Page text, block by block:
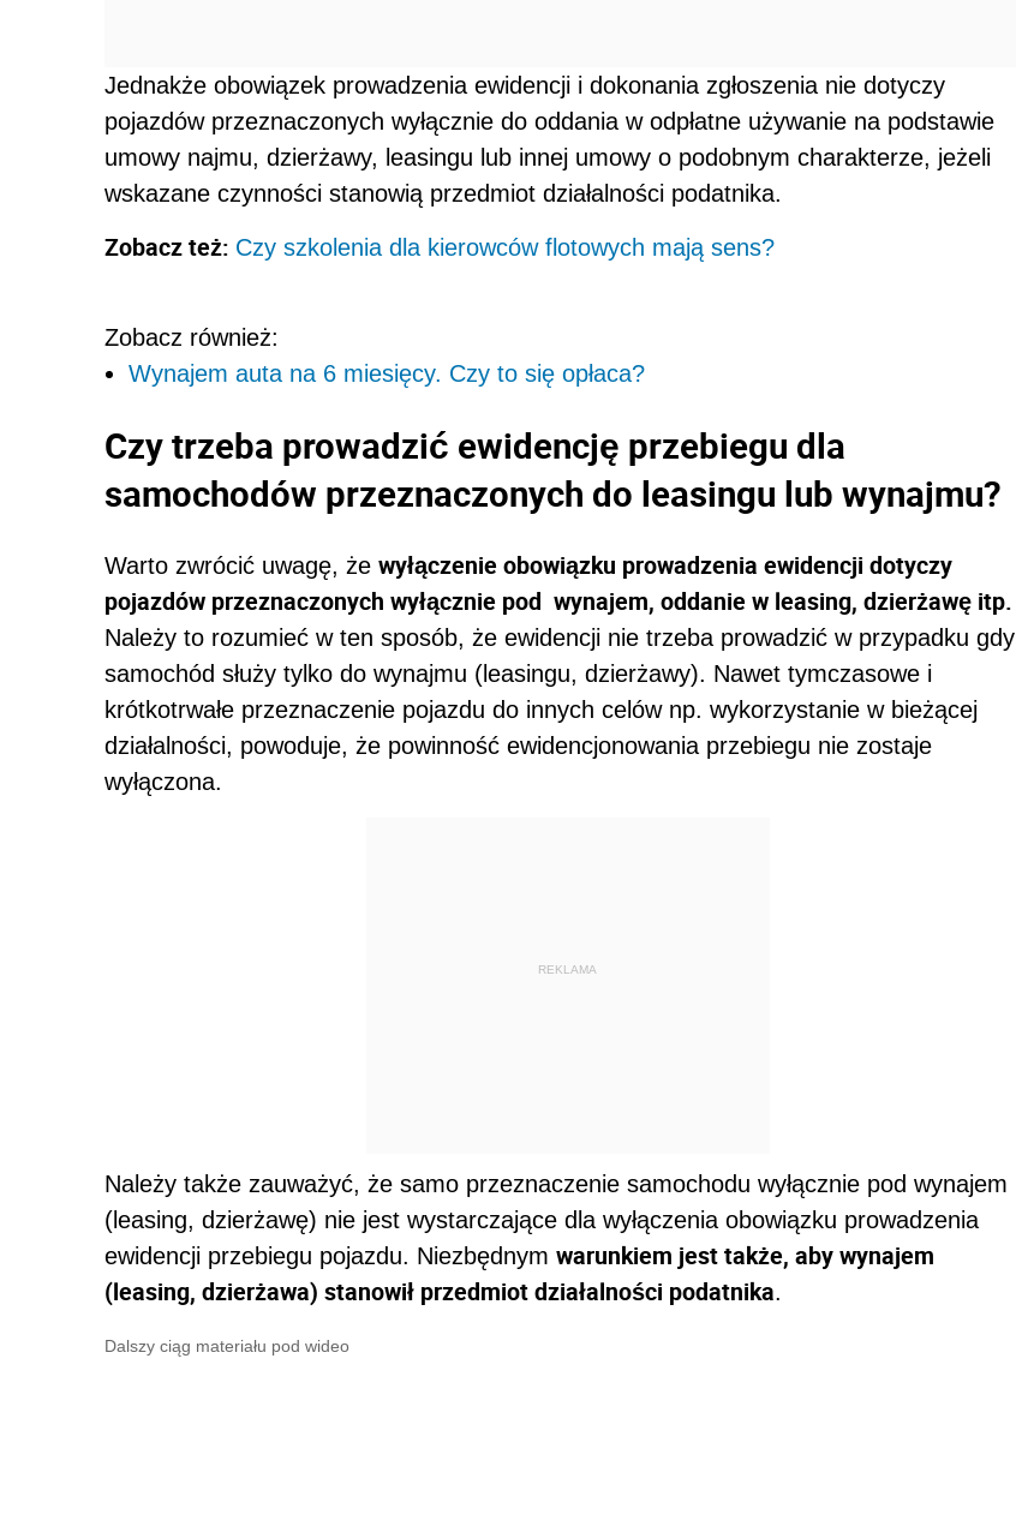
Jednakże obowiązek prowadzenia ewidencji i dokonania zgłoszenia nie dotyczy
pojazdów przeznaczonych wyłącznie do oddania w odpłatne używanie na podstawie
umowy najmu, dzierżawy, leasingu lub innej umowy o podobnym charakterze, jeżeli
wskazane czynności stanowią przedmiot działalności podatnika.
Zobacz też: Czy szkolenia dla kierowców flotowych mają sens?
Zobacz również:
Wynajem auta na 6 miesięcy. Czy to się opłaca?
Czy trzeba prowadzić ewidencję przebiegu dla
samochodów przeznaczonych do leasingu lub wynajmu?
Warto zwrócić uwagę, że wyłączenie obowiązku prowadzenia ewidencji dotyczy
pojazdów przeznaczonych wyłącznie pod wynajem, oddanie w leasing, dzierżawę itp.
Należy to rozumieć w ten sposób, że ewidencji nie trzeba prowadzić w przypadku gdy
samochód służy tylko do wynajmu (leasingu, dzierżawy). Nawet tymczasowe i
krótkotrwałe przeznaczenie pojazdu do innych celów np. wykorzystanie w bieżącej
działalności, powoduje, że powinność ewidencjonowania przebiegu nie zostaje
wyłączona.
REKLAMA
Należy także zauważyć, że samo przeznaczenie samochodu wyłącznie pod wynajem
(leasing, dzierżawę) nie jest wystarczające dla wyłączenia obowiązku prowadzenia
ewidencji przebiegu pojazdu. Niezbędnym warunkiem jest także, aby wynajem
(leasing, dzierżawa) stanowił przedmiot działalności podatnika.
Dalszy ciąg materiału pod wideo